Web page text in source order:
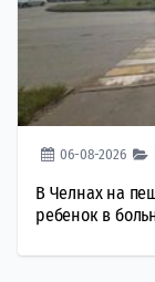
06-08-2026
В Челнах на
ребенок в